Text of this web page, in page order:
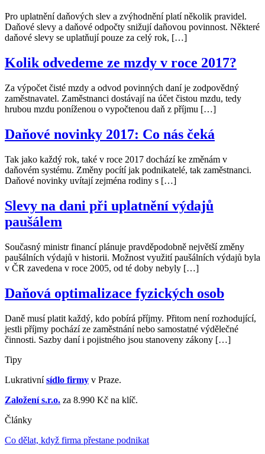
Pro uplatnění daňových slev a zvýhodnění platí několik pravidel.
Daňové slevy a daňové odpočty snižují daňovou povinnost. Některé
daňové slevy se uplatňují pouze za celý rok, […]
Kolik odvedeme ze mzdy v roce 2017?
Za výpočet čisté mzdy a odvod povinných daní je zodpovědný
zaměstnavatel. Zaměstnanci dostávají na účet čistou mzdu, tedy
hrubou mzdu poníženou o vypočtenou daň z příjmu […]
Daňové novinky 2017: Co nás čeká
Tak jako každý rok, také v roce 2017 dochází ke změnám v
daňovém systému. Změny pocítí jak podnikatelé, tak zaměstnanci.
Daňové novinky uvítají zejména rodiny s […]
Slevy na dani při uplatnění výdajů
paušálem
Současný ministr financí plánuje pravděpodobně největší změny
paušálních výdajů v historii. Možnost využití paušálních výdajů byla
v ČR zavedena v roce 2005, od té doby nebyly […]
Daňová optimalizace fyzických osob
Daně musí platit každý, kdo pobírá příjmy. Přitom není rozhodující,
jestli příjmy pochází ze zaměstnání nebo samostatné výdělečné
činnosti. Sazby daní i pojistného jsou stanoveny zákony […]
Tipy
Lukrativnísídlo firmy v Praze.
Založení s.r.o. za 8.990 Kč na klíč.
Články
Co dělat, když firma přestane podnikat